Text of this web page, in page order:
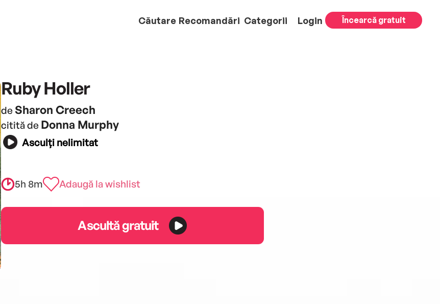
Căutare Recomandări Categorii Login Încearcă gratuit
Ruby Holler
de Sharon Creech
citită de Donna Murphy
Asculți nelimitat
5h 8m Adaugă la wishlist
Ascultă gratuit